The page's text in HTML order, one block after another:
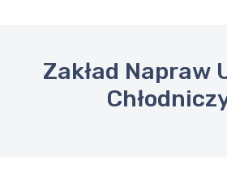
Zakład Napraw